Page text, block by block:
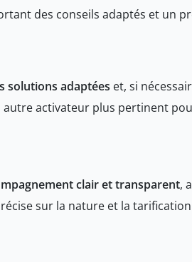
des conseils adaptés et un
solutions adaptées et, si
autre activateur plus pertinent
clair et transparent,
sur la nature et la